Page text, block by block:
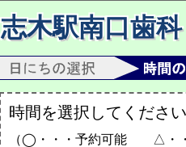
志木駅南口歯
時間を選択してください
（◯・・・予約可能 △・